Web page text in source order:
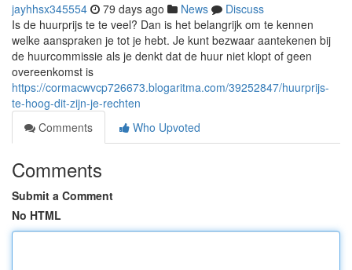
jayhhsx345554 79 days ago News
Discuss
Is de huurprijs te te veel? Dan is het belangrijk om te kennen
welke aanspraken je tot je hebt. Je kunt bezwaar aantekenen bij
de huurcommissie als je denkt dat de huur niet klopt of geen
overeenkomst is
https://cormacwvcp726673.blogaritma.com/39252847/huurprijs-
te-hoog-dit-zijn-je-rechten
Comments
Who Upvoted
Comments
Submit a Comment
No HTML